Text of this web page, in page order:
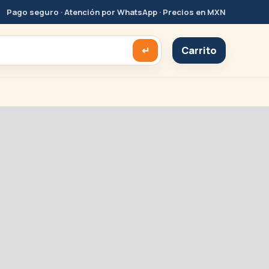
Pago seguro · Atención por WhatsApp · Precios en MXN
↵ Carrito